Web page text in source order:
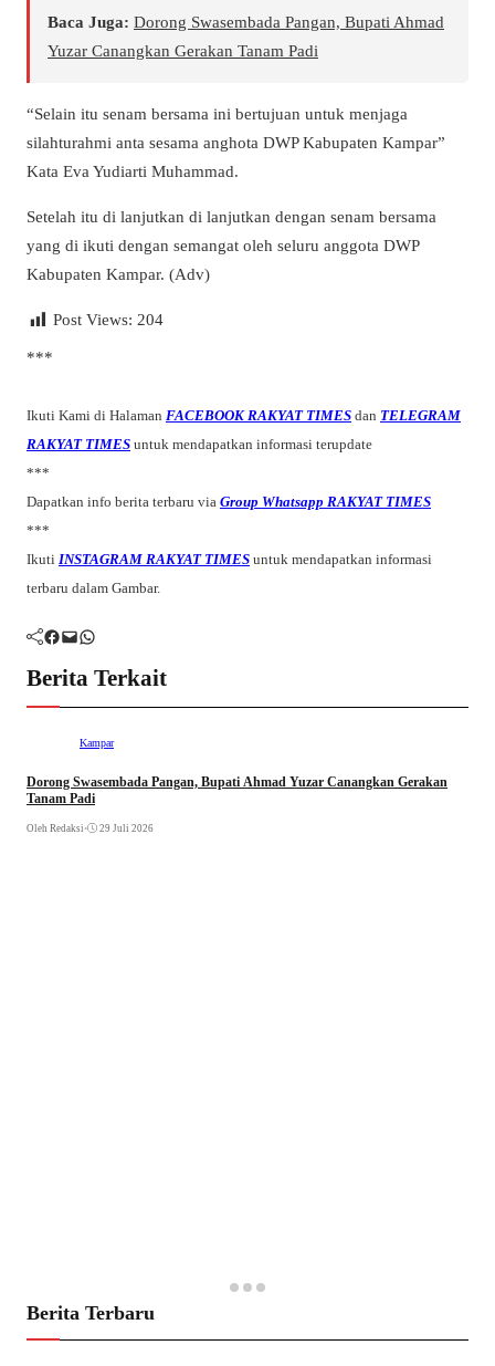
Baca Juga: Dorong Swasembada Pangan, Bupati Ahmad
Yuzar Canangkan Gerakan Tanam Padi
“Selain itu senam bersama ini bertujuan untuk menjaga
silahturahmi anta sesama anghota DWP Kabupaten Kampar”
Kata Eva Yudiarti Muhammad.
Setelah itu di lanjutkan di lanjutkan dengan senam bersama
yang di ikuti dengan semangat oleh seluru anggota DWP
Kabupaten Kampar. (Adv)
Post Views: 204
***
Ikuti Kami di Halaman FACEBOOK RAKYAT TIMES dan TELEGRAM
RAKYAT TIMES untuk mendapatkan informasi terupdate
***
Dapatkan info berita terbaru via Group Whatsapp RAKYAT TIMES
***
Ikuti INSTAGRAM RAKYAT TIMES untuk mendapatkan informasi
terbaru dalam Gambar.
Facebook Mail WhatsApp
Berita Terkait
Kampar
Dorong Swasembada Pangan, Bupati Ahmad Yuzar Canangkan Gerakan
Tanam Padi
Oleh Redaksi • 29 Juli 2026
Berita Terbaru